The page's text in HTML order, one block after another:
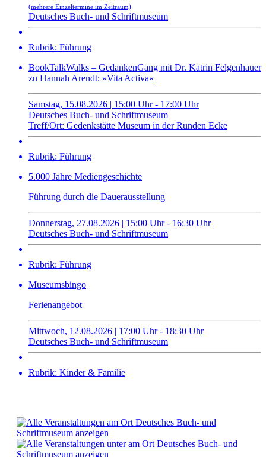
(mehrere Einzeltermine im Zeitraum)
Deutsches Buch- und Schriftmuseum
Rubrik: Führung
BookTalkWalks – GedankenGang mit Dr. Katrin Felgenhauer
zu Hannah Arendt: »Vita Activa«
Samstag, 15.08.2026 | 15:00 Uhr - 17:00 Uhr
Deutsches Buch- und Schriftmuseum
Treff/Ort: Gedenkstätte Museum in der Runden Ecke
Rubrik: Führung
5.000 Jahre Mediengeschichte
Führung durch die Dauerausstellung
Donnerstag, 27.08.2026 | 15:00 Uhr - 16:30 Uhr
Deutsches Buch- und Schriftmuseum
Rubrik: Führung
Museumsbingo
Ferienangebot
Mittwoch, 12.08.2026 | 17:00 Uhr - 18:30 Uhr
Deutsches Buch- und Schriftmuseum
Rubrik: Kinder & Familie